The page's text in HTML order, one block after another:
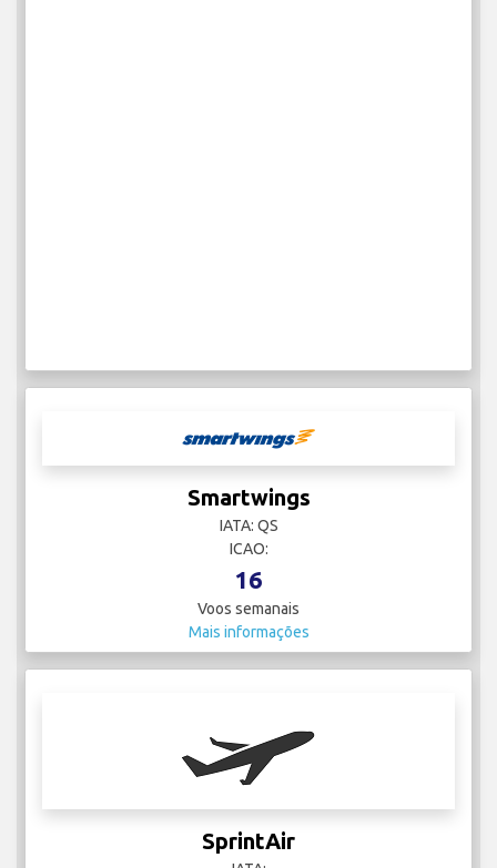
Smartwings
IATA: QS
ICAO:
16
Voos semanais
Mais informações
SprintAir